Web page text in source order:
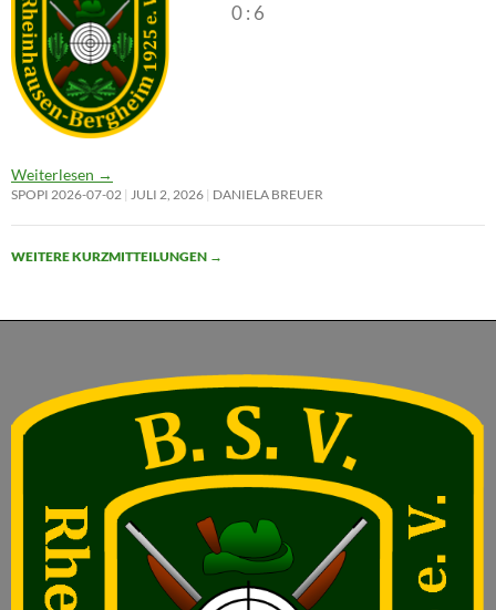
0 : 6
Weiterlesen →
SPOPI 2026-07-02 JULI 2, 2026 DANIELA BREUER
WEITERE KURZMITTEILUNGEN →